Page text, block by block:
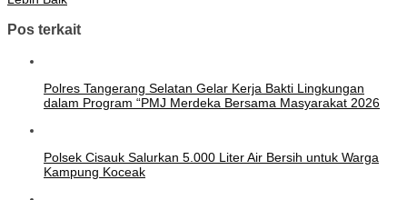
Pos terkait
Polres Tangerang Selatan Gelar Kerja Bakti Lingkungan
dalam Program “PMJ Merdeka Bersama Masyarakat 2026
Polsek Cisauk Salurkan 5.000 Liter Air Bersih untuk Warga
Kampung Koceak